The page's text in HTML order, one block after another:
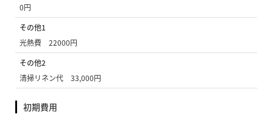
0円
その他1
光熱費 22000円
その他2
清掃リネン代 33,000円
初期費用